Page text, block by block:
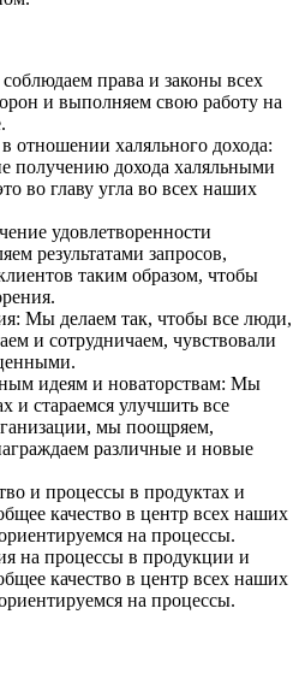
права и законы всех
и выполняем свою работу на
отношении халяльного дохода:
получению дохода халяльными
во главу угла во всех наших
удовлетворенности
результатами запросов,
таким образом, чтобы
Мы делаем так, чтобы все люди,
и сотрудничаем, чувствовали
идеям и новаторствам: Мы
и стараемся улучшить все
мы поощряем,
различные и новые
и процессы в продуктах и
качество в центр всех наших
на процессы.
на процессы в продукции и
качество в центр всех наших
на процессы.